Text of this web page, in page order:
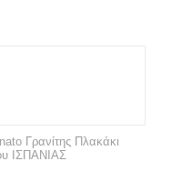
Γρανίτης Πλακάκι
ΙΣΠΑΝΙΑΣ